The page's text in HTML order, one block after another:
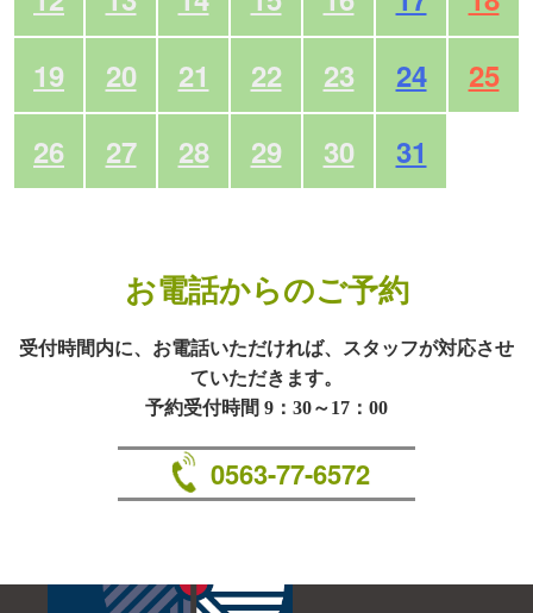
19
20 21 22 23 24
25
26
27 28 29 30 31
お電話からのご予約
受付時間内に、お電話いただければ、スタッフが対応させ
ていただきます。
予約受付時間 9：30～17：00
0563-77-6572